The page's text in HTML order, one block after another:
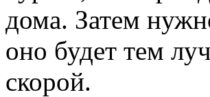
дома. Затем
оно будет тем
скорой.